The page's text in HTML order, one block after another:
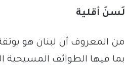
لَسنَ أقلية
بما فيها الطوائف المسيحية